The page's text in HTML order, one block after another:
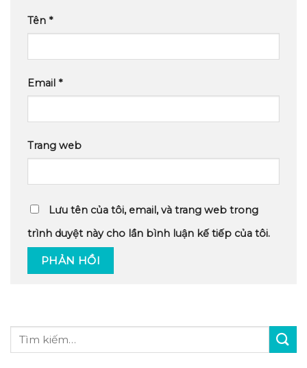
Tên *
Email *
Trang web
Lưu tên của tôi, email, và trang web trong
trình duyệt này cho lần bình luận kế tiếp của tôi.